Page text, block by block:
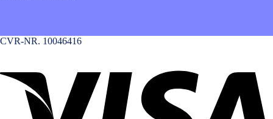
CVR-NR. 10046416